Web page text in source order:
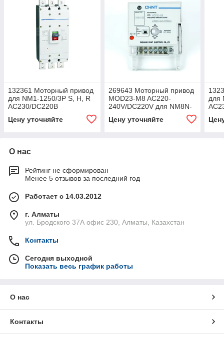
132361 Моторный привод
для NM1-1250/3P S, H, R
AC230/DC220В
Цену уточняйте
269643 Моторный привод
MOD23-M8 AC220-
240V/DC220V для NM8N-
Цену уточняйте
для
О нас
Рейтинг не сформирован
Менее 5 отзывов за последний год
Работает с 14.03.2012
г. Алматы
ул. Бродского 37А офис 230, Алматы, Казахстан
Контакты
Сегодня выходной
Показать весь график работы
О нас
Контакты